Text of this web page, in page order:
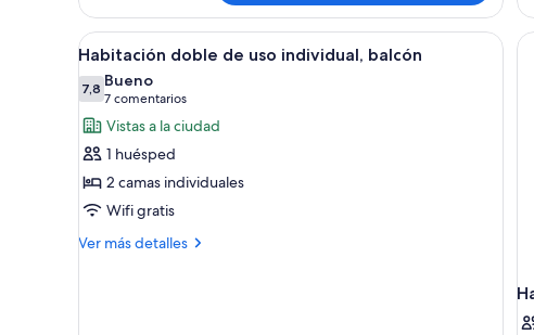
Abrir
todas
las
fotos
de
Habitación
doble
de
uso
Habitación de hotel con cama, mesita
6
Habitación doble de uso individual, balcón
7,87,8 de 10
Bueno
7 comentarios
(7 comentarios)
Vistas a la ciudad
1 huésped
2 camas individuales
Wifi gratis
Ver más detalles
Más